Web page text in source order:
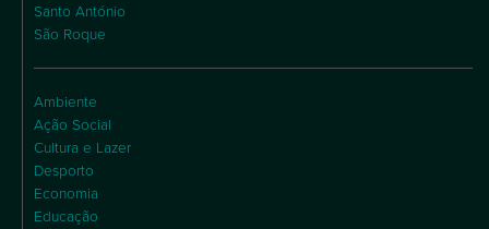
Santo António
São Roque
Ambiente
Ação Social
Cultura e Lazer
Desporto
Economia
Educação